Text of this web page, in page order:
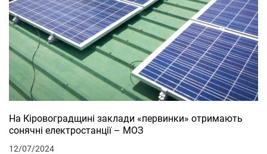
На Кіровоградщині заклади «первинки» отримають
сонячні електростанції – МОЗ
12/07/2024